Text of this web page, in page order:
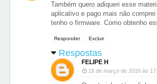
Também quero adiqueri esse
aplicativo e pago mais não comprei
tenho o firmware. Como obtenho
Responder Excluir
Respostas
FELIPE H
18 de março de 2016 às